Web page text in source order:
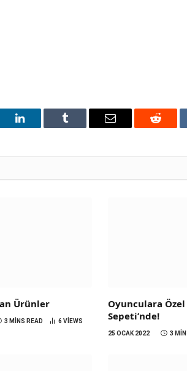
LinkedIn Tumblr Email Reddit
Ürünler
3 MINS READ 6VIEWS
Oyunculara
Sepeti’nde!
25 OCAK 2022 3